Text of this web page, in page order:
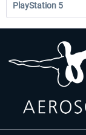
PlayStation 5